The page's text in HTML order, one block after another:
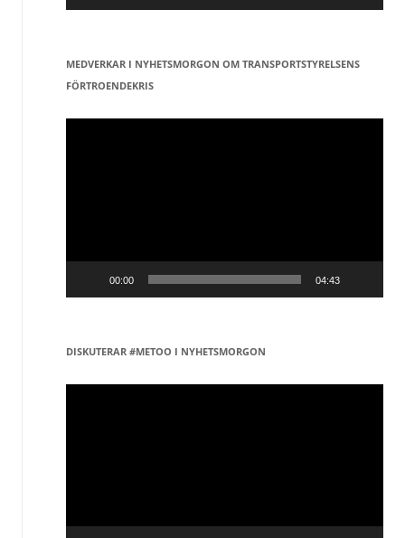
MEDVERKAR I NYHETSMORGON OM TRANSPORTSTYRELSENS
FÖRTROENDEKRIS
Videospelare
00:00 04:43
DISKUTERAR #METOO I NYHETSMORGON
Videospelare